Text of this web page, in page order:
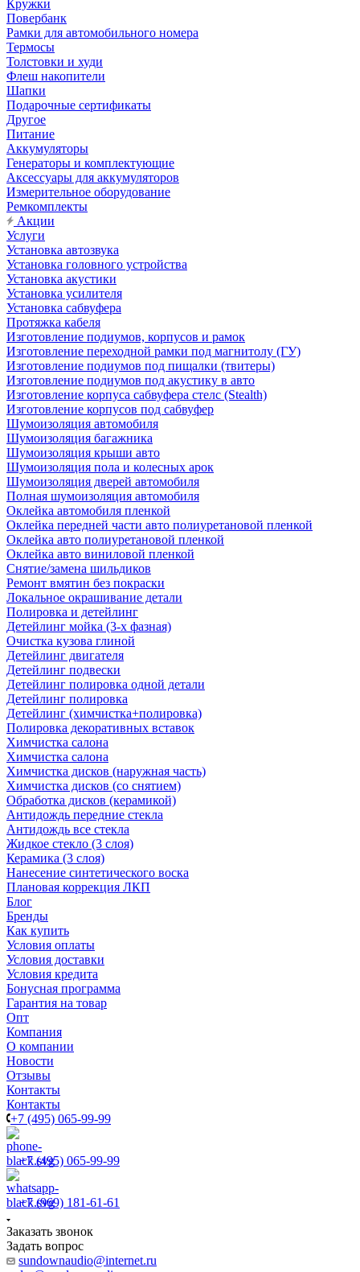
Кружки
Повербанк
Рамки для автомобильного номера
Термосы
Толстовки и худи
Флеш накопители
Шапки
Подарочные сертификаты
Другое
Питание
Аккумуляторы
Генераторы и комплектующие
Аксессуары для аккумуляторов
Измерительное оборудование
Ремкомплекты
Акции
Услуги
Установка автозвука
Установка головного устройства
Установка акустики
Установка усилителя
Установка сабвуфера
Протяжка кабеля
Изготовление подиумов, корпусов и рамок
Изготовление переходной рамки под магнитолу (ГУ)
Изготовление подиумов под пищалки (твитеры)
Изготовление подиумов под акустику в авто
Изготовление корпуса сабвуфера стелс (Stealth)
Изготовление корпусов под сабвуфер
Шумоизоляция автомобиля
Шумоизоляция багажника
Шумоизоляция крыши авто
Шумоизоляция пола и колесных арок
Шумоизоляция дверей автомобиля
Полная шумоизоляция автомобиля
Оклейка автомобиля пленкой
Оклейка передней части авто полиуретановой пленкой
Оклейка авто полиуретановой пленкой
Оклейка авто виниловой пленкой
Снятие/замена шильдиков
Ремонт вмятин без покраски
Локальное окрашивание детали
Полировка и детейлинг
Детейлинг мойка (3-х фазная)
Очистка кузова глиной
Детейлинг двигателя
Детейлинг подвески
Детейлинг полировка одной детали
Детейлинг полировка
Детейлинг (химчистка+полировка)
Полировка декоративных вставок
Химчистка салона
Химчистка салона
Химчистка дисков (наружная часть)
Химчистка дисков (со снятием)
Обработка дисков (керамикой)
Антидождь передние стекла
Антидождь все стекла
Жидкое стекло (3 слоя)
Керамика (3 слоя)
Нанесение синтетического воска
Плановая коррекция ЛКП
Блог
Бренды
Как купить
Условия оплаты
Условия доставки
Условия кредита
Бонусная программа
Гарантия на товар
Опт
Компания
О компании
Новости
Отзывы
Контакты
Контакты
+7 (495) 065-99-99
+7 (495) 065-99-99
+7 (969) 181-61-61
Заказать звонок
Задать вопрос
sundownaudio@internet.ru